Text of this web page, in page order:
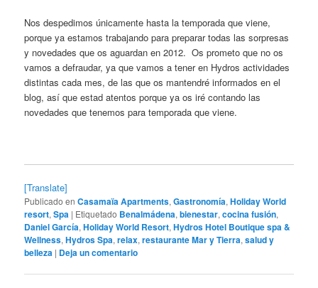
Nos despedimos únicamente hasta la temporada que viene,
porque ya estamos trabajando para preparar todas las sorpresas
y novedades que os aguardan en 2012. Os prometo que no os
vamos a defraudar, ya que vamos a tener en Hydros actividades
distintas cada mes, de las que os mantendré informados en el
blog, así que estad atentos porque ya os iré contando las
novedades que tenemos para temporada que viene.
[Translate]
Publicado en Casamaïa Apartments,Gastronomía,Holiday World
resort,Spa | Etiquetado Benalmádena,bienestar,cocina fusión,
Daniel García,Holiday World Resort,Hydros Hotel Boutique spa &
Wellness,Hydros Spa,relax,restaurante Mar y Tierra,salud y
belleza | Deja un comentario